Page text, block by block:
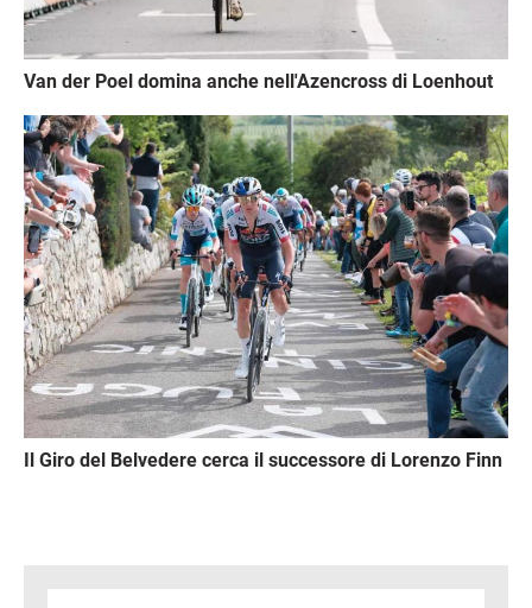
Van der Poel domina anche nell'Azencross di Loenhout
Immagine
Il Giro del Belvedere cerca il successore di Lorenzo Finn